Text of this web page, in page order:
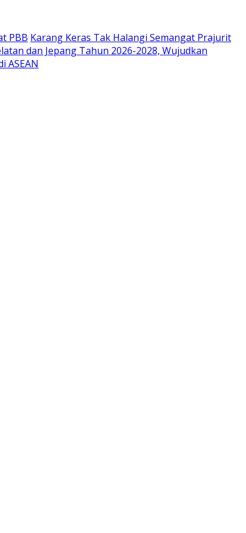
PBB Karang Keras Tak Halangi Semangat Prajurit
dan Jepang Tahun 2026-2028, Wujudkan
ASEAN